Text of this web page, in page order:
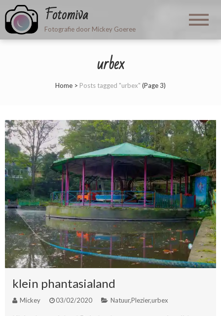
Fotomiva
Fotografie door Mickey Goeree
urbex
Home > Posts tagged "urbex" (Page 3)
klein phantasialand
Mickey 03/02/2020 Natuur,Plezier,urbex